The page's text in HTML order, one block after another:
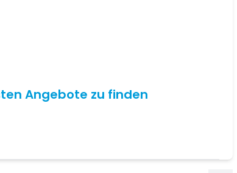
Angebote zu finden